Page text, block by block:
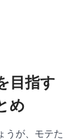
目指す
め
うが、モテた